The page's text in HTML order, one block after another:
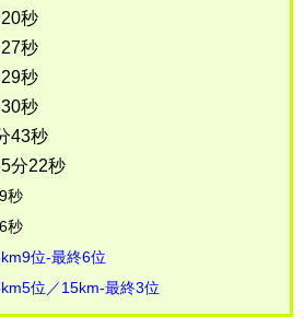
秒
秒
秒
秒
43秒
分22秒
秒
秒
位-最終6位
位／15km-最終3位